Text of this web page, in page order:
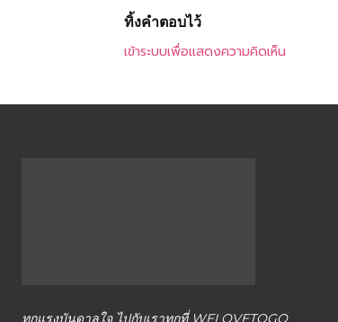
ทิ้งคำตอบไว้
เข้าระบบเพื่อแสดงความคิดเห็น
ทุกแรงบันดาลใจ ไปกับเราทุกที่ WELOVETOGO